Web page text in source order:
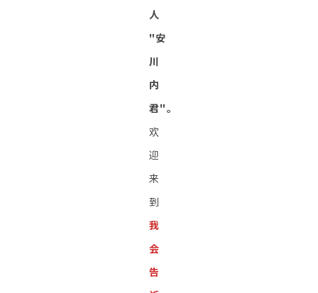
人
"安
川
内
君"。
欢
迎
来
到
我
会
告